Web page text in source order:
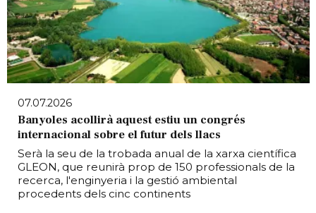
07.07.2026
Banyoles acollirà aquest estiu un congrés
internacional sobre el futur dels llacs
Serà la seu de la trobada anual de la xarxa científica
GLEON, que reunirà prop de 150 professionals de la
recerca, l'enginyeria i la gestió ambiental
procedents dels cinc continents